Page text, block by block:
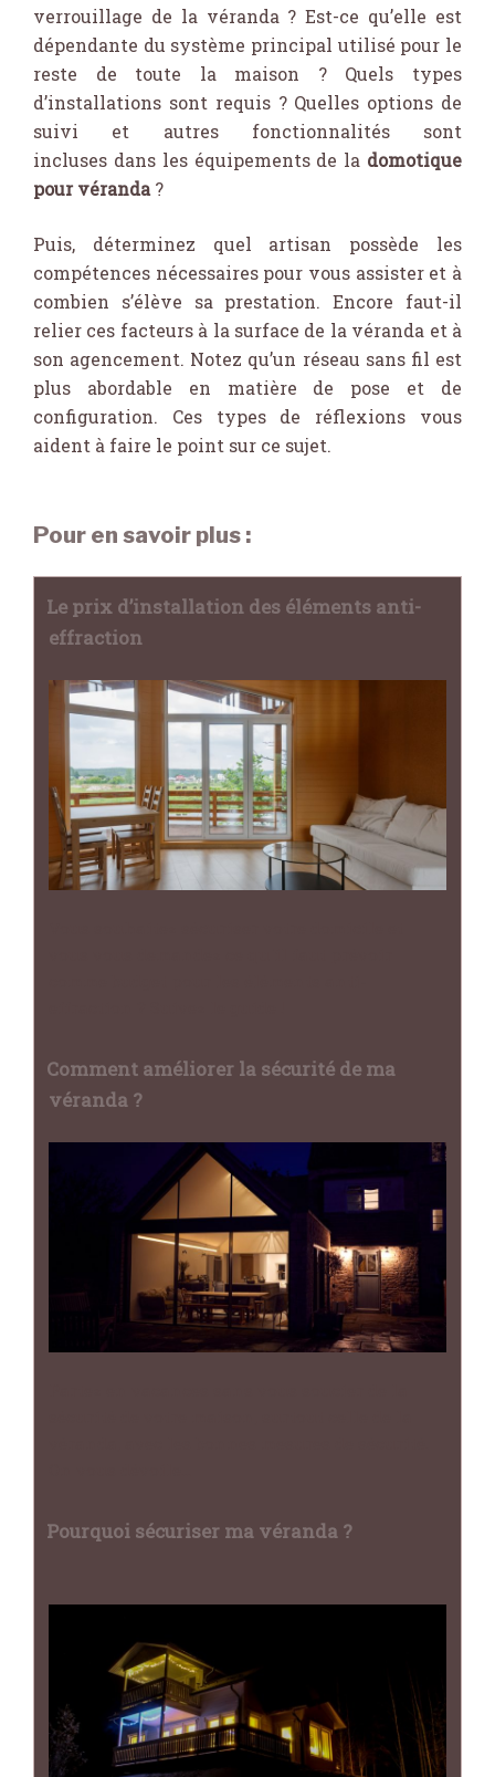
verrouillage de la véranda ? Est-ce qu’elle est
dépendante du système principal utilisé pour le
reste de toute la maison ? Quels types
d’installations sont requis ? Quelles options de
suivi et autres fonctionnalités sont
incluses dans les équipements de la domotique
pour véranda ?
Puis, déterminez quel artisan possède les
compétences nécessaires pour vous assister et à
combien s’élève sa prestation. Encore faut-il
relier ces facteurs à la surface de la véranda et à
son agencement. Notez qu’un réseau sans fil est
plus abordable en matière de pose et de
configuration. Ces types de réflexions vous
aident à faire le point sur ce sujet.
Pour en savoir plus :
Le prix d’installation des éléments anti-
effraction
Comment améliorer la sécurité de ma
véranda ?
Pourquoi sécuriser ma véranda ?